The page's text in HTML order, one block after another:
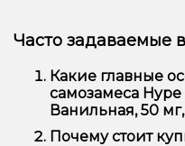
Часто задаваемые
Какие главные
самозамеса Hype
Ванильная, 50 мг,
Набор для
Почему стоит